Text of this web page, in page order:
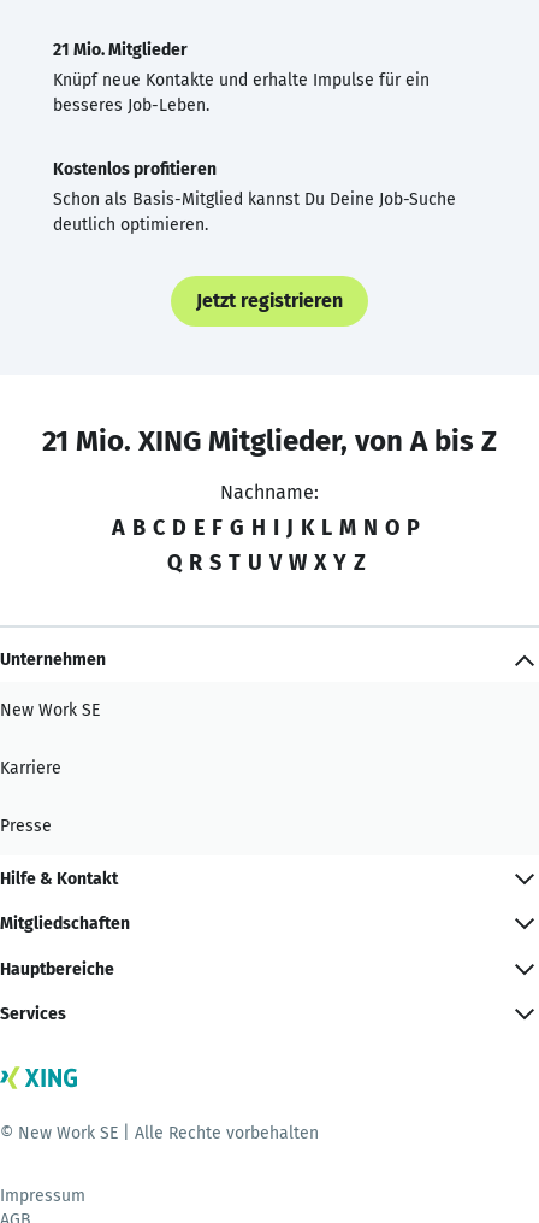
21 Mio. Mitglieder
Knüpf neue Kontakte und erhalte Impulse für ein
besseres Job-Leben.
Kostenlos profitieren
Schon als Basis-Mitglied kannst Du Deine Job-Suche
deutlich optimieren.
Jetzt registrieren
21 Mio. XING Mitglieder, von A bis Z
Nachname:
A B C D E F G H I J K L M N O P
Q R S T U V W X Y Z
Unternehmen
New Work SE
Karriere
Presse
Hilfe & Kontakt
Mitgliedschaften
Hauptbereiche
Services
© New Work SE | Alle Rechte vorbehalten
Impressum